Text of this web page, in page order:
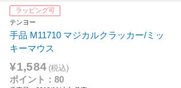
ラッピング可
テンヨー
手品 M11710 マジカルクラッカー/ミッ
キーマウス
¥1,584 (税込)
ポイント：80